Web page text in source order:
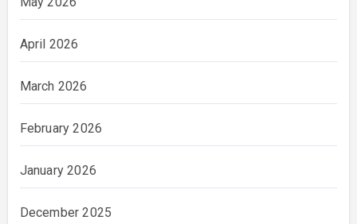
April 2026
March 2026
February 2026
January 2026
December 2025